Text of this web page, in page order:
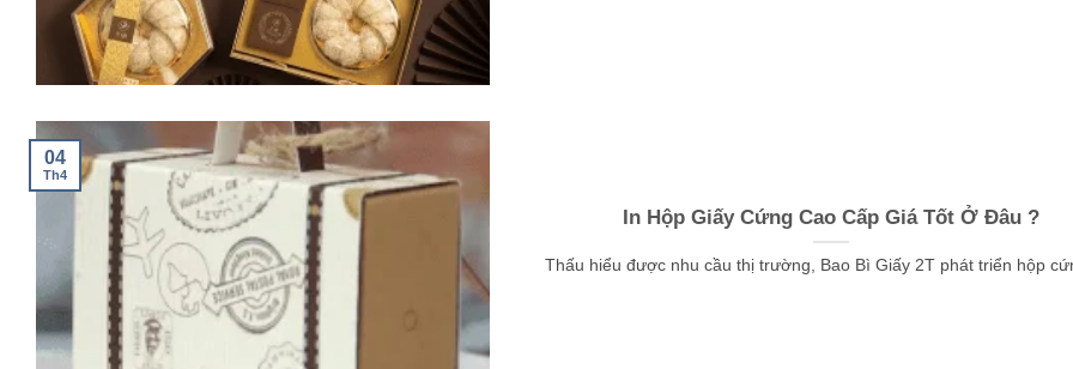
In Hộp Giấy Cứng Cao Cấp Giá Tốt Ở Đâu ?
Thấu hiểu được nhu cầu thị trường, Bao Bì Giấy 2T phát triển hộp
04
Th4